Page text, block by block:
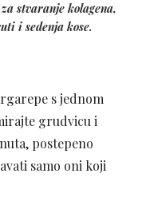
stvaranje kolagena,
i sedenja kose.
s jednom
grudvicu i
postepeno
samo oni koji